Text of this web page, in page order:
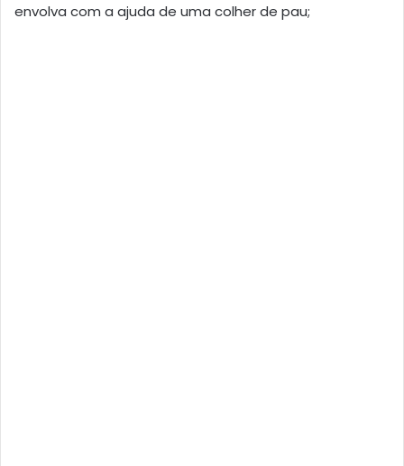
envolva com a ajuda de uma colher de pau;